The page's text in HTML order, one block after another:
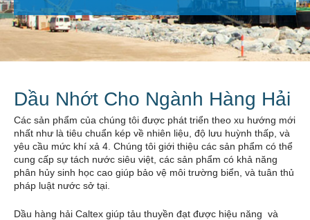
Dầu Nhớt Cho Ngành Hàng Hải
Các sản phẩm của chúng tôi được phát triển theo xu hướng mới
nhất như là tiêu chuẩn kép về nhiên liệu, độ lưu huỳnh thấp, và
yêu cầu mức khí xả 4. Chúng tôi giới thiệu các sản phẩm có thể
cung cấp sự tách nước siêu việt, các sản phẩm có khả năng
phân hủy sinh học cao giúp bảo vệ môi trường biển, và tuân thủ
pháp luật nước sở tại.
Dầu hàng hải Caltex giúp tảu thuyền đạt được hiệu năng và